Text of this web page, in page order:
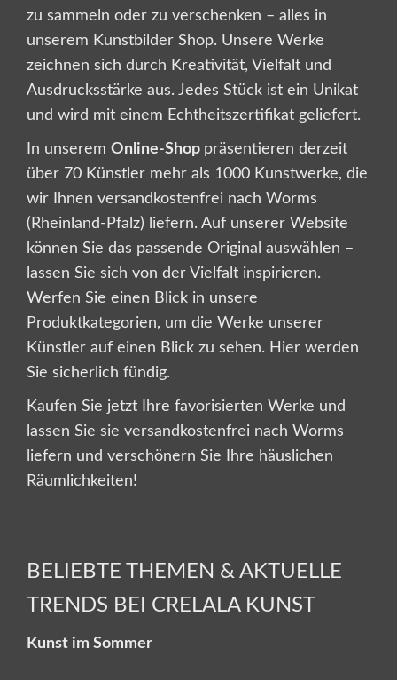
zu sammeln oder zu verschenken – alles in
unserem Kunstbilder Shop. Unsere Werke
zeichnen sich durch Kreativität, Vielfalt und
Ausdrucksstärke aus. Jedes Stück ist ein Unikat
und wird mit einem Echtheitszertifikat geliefert.
In unserem Online-Shop präsentieren derzeit
über 70 Künstler mehr als 1000 Kunstwerke, die
wir Ihnen versandkostenfrei nach Worms
(Rheinland-Pfalz) liefern. Auf unserer Website
können Sie das passende Original auswählen –
lassen Sie sich von der Vielfalt inspirieren.
Werfen Sie einen Blick in unsere
Produktkategorien, um die Werke unserer
Künstler auf einen Blick zu sehen. Hier werden
Sie sicherlich fündig.
Kaufen Sie jetzt Ihre favorisierten Werke und
lassen Sie sie versandkostenfrei nach Worms
liefern und verschönern Sie Ihre häuslichen
Räumlichkeiten!
BELIEBTE THEMEN & AKTUELLE
TRENDS BEI CRELALA KUNST
Kunst im Sommer